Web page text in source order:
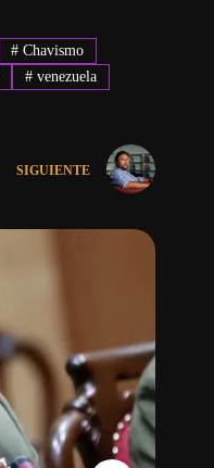
# Chavismo
# venezuela
SIGUIENTE